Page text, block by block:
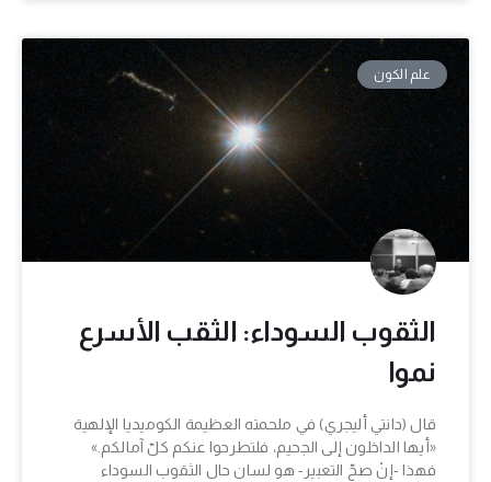
علم الكون
الثقوب السوداء: الثقب الأسرع
نموا
قال (دانتي أليجري) في ملحمته العظيمة الكوميديا الإلهية
«أيها الداخلون إلى الجحيم، فلتطرحوا عنكم كلّ آمالكم.»
فهذا -إنْ صحّ التعبير- هو لسان حال الثقوب السوداء